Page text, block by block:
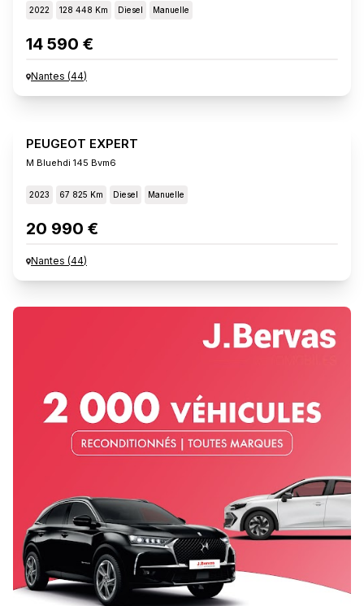
2022 128 448 Km Diesel Manuelle
14 590 €
Nantes (44)
PEUGEOT EXPERT
M Bluehdi 145 Bvm6
2023 67 825 Km Diesel Manuelle
20 990 €
Nantes (44)